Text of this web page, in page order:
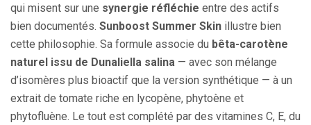
qui misent sur une synergie réfléchie entre des actifs
bien documentés. Sunboost Summer Skin illustre bien
cette philosophie. Sa formule associe du bêta-carotène
naturel issu de Dunaliella salina — avec son mélange
d’isomères plus bioactif que la version synthétique — à un
extrait de tomate riche en lycopène, phytoène et
phytofluène. Le tout est complété par des vitamines C, E, du